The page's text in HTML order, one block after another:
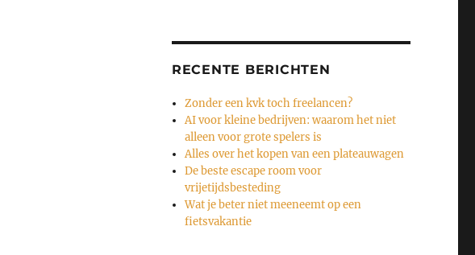
RECENTE BERICHTEN
Zonder een kvk toch freelancen?
AI voor kleine bedrijven: waarom het niet
alleen voor grote spelers is
Alles over het kopen van een plateauwagen
De beste escape room voor
vrijetijdsbesteding
Wat je beter niet meeneemt op een
fietsvakantie